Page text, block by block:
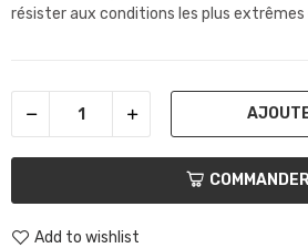
résister aux conditions les plus
Add to wishlist